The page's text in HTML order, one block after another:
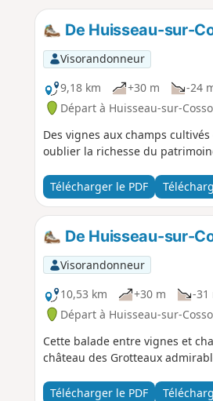
De Huisseau-sur-
Visorandonneur
9,18 km
+30 m -24
Départ à Huisseau-sur-
Des vignes aux champs
oublier la richesse du
Télécharger le PDF
De Huisseau-sur-
Visorandonneur
10,53 km
+30 m -31
Départ à Huisseau-sur-
Cette balade entre vignes et
château des Grotteaux
Télécharger le PDF